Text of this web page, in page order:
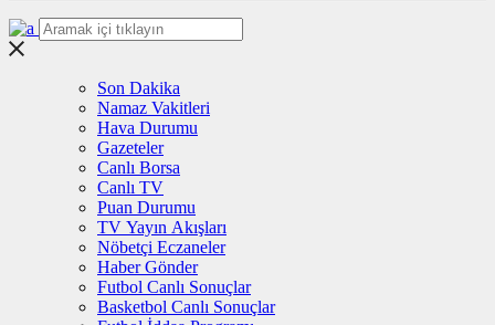
Son Dakika
Namaz Vakitleri
Hava Durumu
Gazeteler
Canlı Borsa
Canlı TV
Puan Durumu
TV Yayın Akışları
Nöbetçi Eczaneler
Haber Gönder
Futbol Canlı Sonuçlar
Basketbol Canlı Sonuçlar